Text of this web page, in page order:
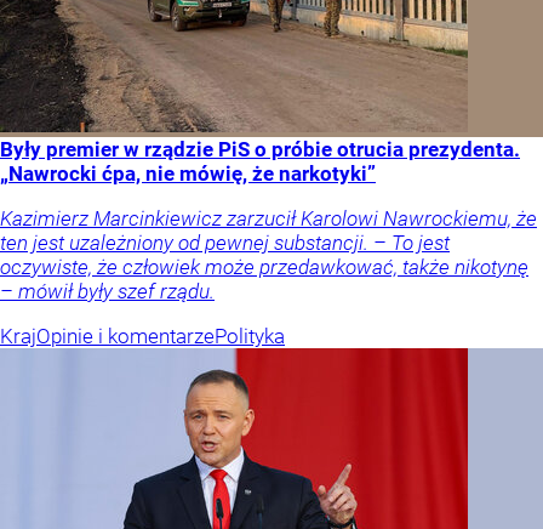
Były premier w rządzie PiS o próbie otrucia prezydenta.
„Nawrocki ćpa, nie mówię, że narkotyki”
Kazimierz Marcinkiewicz zarzucił Karolowi Nawrockiemu, że
ten jest uzależniony od pewnej substancji. – To jest
oczywiste, że człowiek może przedawkować, także nikotynę
– mówił były szef rządu.
KrajOpinie i komentarzePolityka